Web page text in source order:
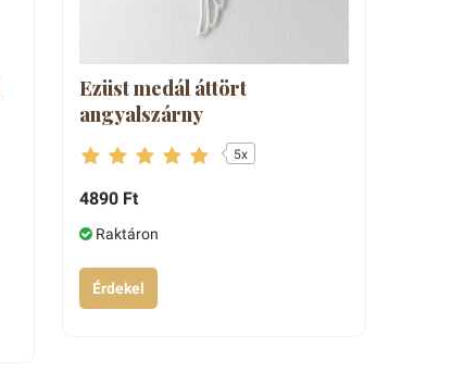
Ezüst medál áttört
angyalszárny
5x
4890 Ft
Raktáron
Érdekel